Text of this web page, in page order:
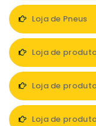
Loja de Pneus
Loja de
Loja de
Loja de